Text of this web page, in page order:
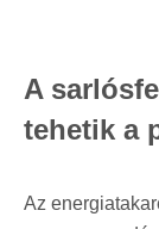
A
tehetik a
Az